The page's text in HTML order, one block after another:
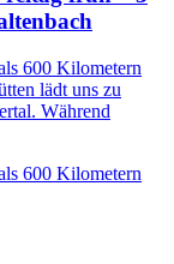
600 Kilometern
lädt uns zu
Während
600 Kilometern